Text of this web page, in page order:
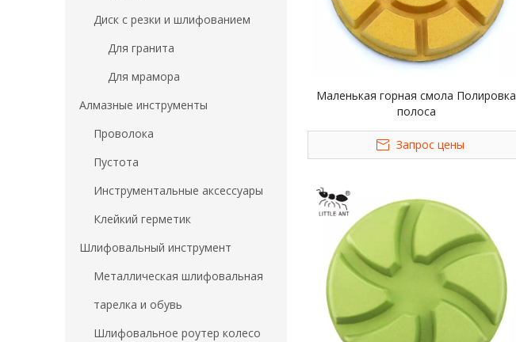
Диск с резки и шлифованием
Для гранита
Для мрамора
Алмазные инструменты
Проволока
Пустота
Инструментальные аксессуары
Клейкий герметик
Шлифовальный инструмент
Металлическая шлифовальная
тарелка и обувь
Шлифовальное роутер колесо
Маленькая горная смола Полировка
полоса
Запрос цены